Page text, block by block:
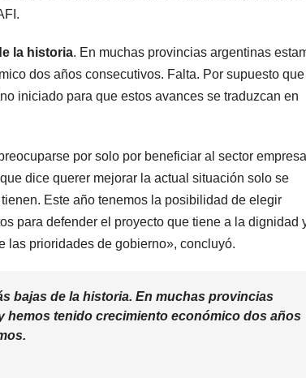
la historia. En muchas provincias argentinas
dos años consecutivos. Falta. Por supuesto
iniciado para que estos avances se traduzcan en
por solo por beneficiar al sector
dice querer mejorar la actual situación solo se
Este año tenemos la posibilidad de elegir
para defender el proyecto que tiene a la dignidad
las prioridades de gobierno», concluyó.
bajas de la historia. En muchas provincias
tenido crecimiento económico dos años
radical pidió
votar en
forma remota
votar a
una
“Es un